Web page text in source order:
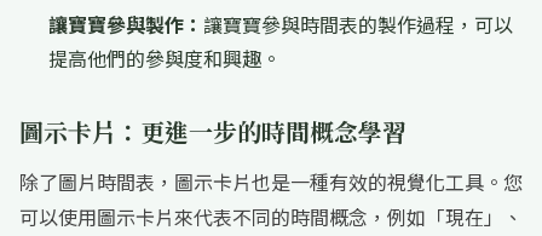
讓寶寶參與製作： 讓寶寶參與時間表的製作過程，可以
提高他們的參與度和興趣。
圖示卡片：更進一步的時間概念學習
除了圖片時間表，圖示卡片也是一種有效的視覺化工具。您
可以使用圖示卡片來代表不同的時間概念，例如「現在」、